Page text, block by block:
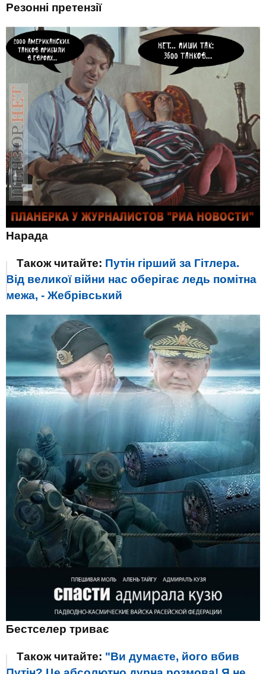
Резонні претензії
Нарада
Також читайте: Путін гірший за Гітлера.
Від великої війни нас оберігає ледь помітна
межа, - Жебрівський
Бестселер триває
Також читайте: "Ви думаєте, його вбив